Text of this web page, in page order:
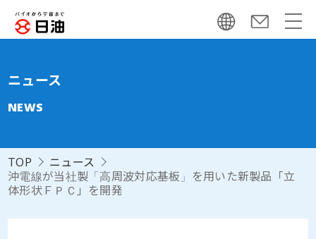
ニュース
NEWS
TOP
ニュース
沖電線が当社製「高周波対応基板」を用いた新製品「立
体形状ＦＰＣ」を開発